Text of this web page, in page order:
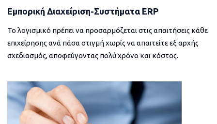
Εμπορική Διαχείριση-Συστήματα ERP
Το λογισμικό πρέπει να προσαρμόζεται στις απαιτήσεις κάθε
επιχείρησης ανά πάσα στιγμή χωρίς να απαιτείτε εξ αρχής
σχεδιασμός, αποφεύγοντας πολύ χρόνο και κόστος.